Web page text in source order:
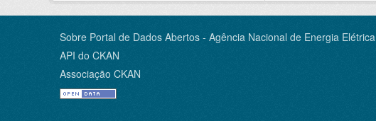
Sobre Portal de Dados Abertos - Agência Nacional de Energia Elétrica
API do CKAN
Associação CKAN